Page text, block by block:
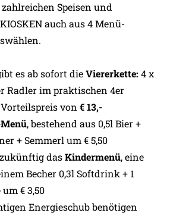
Speisen und
auch aus 4 Menü-
es ab sofort dieViererkette: 4 x
Radler im praktischen 4er
von € 13,-
, bestehend aus 0,5l Bier +
+ Semmerl um € 5,50
dasKindermenü, eine
Becher 0,3l Softdrink + 1
€ 3,50
Energieschub benötigen